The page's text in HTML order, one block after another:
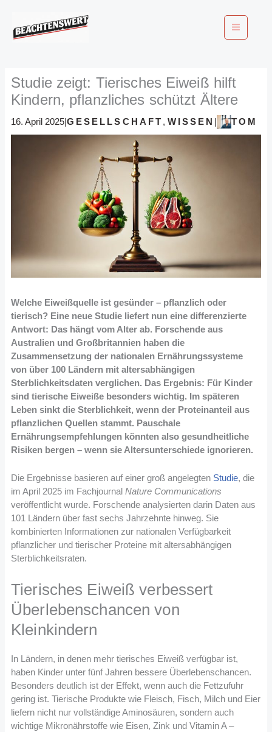
springen
Studie zeigt: Tierisches Eiweiß hilft
Kindern, pflanzliches schützt Ältere
16. April 2025|GESELLSCHAFT , WISSEN | TOM
Welche Eiweißquelle ist gesünder – pflanzlich oder
tierisch? Eine neue Studie liefert nun eine differenzierte
Antwort: Das hängt vom Alter ab. Forschende aus
Australien und Großbritannien haben die
Zusammensetzung der nationalen Ernährungssysteme
von über 100 Ländern mit altersabhängigen
Sterblichkeitsdaten verglichen. Das Ergebnis: Für Kinder
sind tierische Eiweiße besonders wichtig. Im späteren
Leben sinkt die Sterblichkeit, wenn der Proteinanteil aus
pflanzlichen Quellen stammt. Pauschale
Ernährungsempfehlungen könnten also gesundheitliche
Risiken bergen – wenn sie Altersunterschiede ignorieren.
Die Ergebnisse basieren auf einer groß angelegten Studie, die
im April 2025 im FachjournalNature Communications
veröffentlicht wurde. Forschende analysierten darin Daten aus
101 Ländern über fast sechs Jahrzehnte hinweg. Sie
kombinierten Informationen zur nationalen Verfügbarkeit
pflanzlicher und tierischer Proteine mit altersabhängigen
Sterblichkeitsraten.
Tierisches Eiweiß verbessert
Überlebenschancen von
Kleinkindern
In Ländern, in denen mehr tierisches Eiweiß verfügbar ist,
haben Kinder unter fünf Jahren bessere Überlebenschancen.
Besonders deutlich ist der Effekt, wenn auch die Fettzufuhr
gering ist. Tierische Produkte wie Fleisch, Fisch, Milch und Eier
liefern nicht nur vollständige Aminosäuren, sondern auch
wichtige Mikronährstoffe wie Eisen, Zink und Vitamin A –